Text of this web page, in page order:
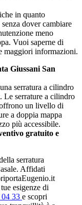
in quanto
dover cambiare
meno
Vuoi saperne di
maggiori informazioni.
Giussani San
serratura a cilindro
Le serrature a cilindro
un livello di
a doppia mappa
più accessibile.
gratuito e
serratura
Affidati
esigenze di
33 e scopri